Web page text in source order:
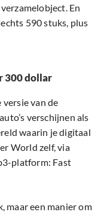
En
590 stuks, plus
300 dollar
van de
verschijnen als
waarin je digitaal
World zelf, via
platform: Fast
maar een manier om